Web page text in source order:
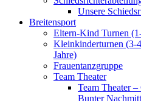
Unsere
Breitensport
Eltern-Kind Turnen
Kleinkinderturnen (3-
Jahre)
Frauentanzgruppe
Team Theater
Team Theater
Bunter